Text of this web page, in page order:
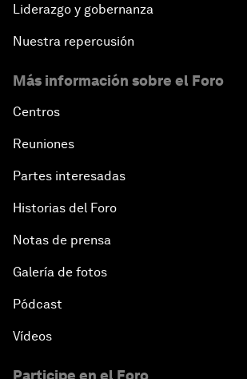
Liderazgo y gobernanza
Nuestra repercusión
Más información sobre el Foro
Centros
Reuniones
Partes interesadas
Historias del Foro
Notas de prensa
Galería de fotos
Pódcast
Vídeos
Participe en el Foro